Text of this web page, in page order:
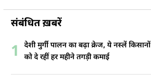
संबंधित ख़बरें
1
देशी मुर्गी पालन का बढ़ा क्रेज, ये नस्लें किसानों
को दे रहीं हर महीने तगड़ी कमाई